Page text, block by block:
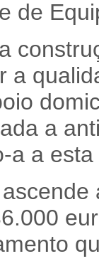
de
a
a
a a